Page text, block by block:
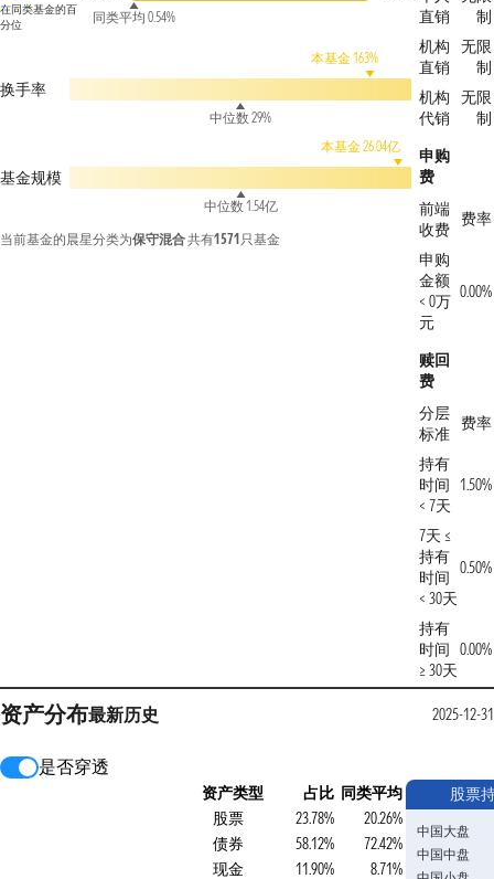
在同类基金的百
分位
同类平均 0.54%
换手率
本基金 163%
中位数 29%
基金规模
本基金 26.04亿
中位数 1.54亿
当前基金的晨星分类为保守混合共有1571 只基金
直销
制
机构
直销
无限
制
机构
代销
无限
制
申购
费
前端
收费
费率
申购
金额
< 0万
元
0.00%
赎回
费
分层
标准
费率
持有
时间
< 7天
1.50%
7天 ≤
持有
时间
< 30天
0.50%
持有
时间
≥ 30天
0.00%
资产分布最新历史 2025-12-31
是否穿透
资产类型 占比 同类平均
股票
23.78%
20.26%
债券
58.12%
72.42%
现金
11.90%
8.71%
股票
中国大盘
中国中盘